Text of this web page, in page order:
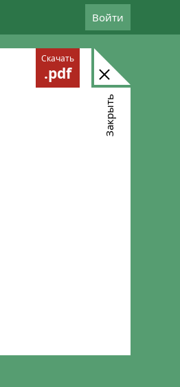
Войти
Закрыть
Скачать
.pdf